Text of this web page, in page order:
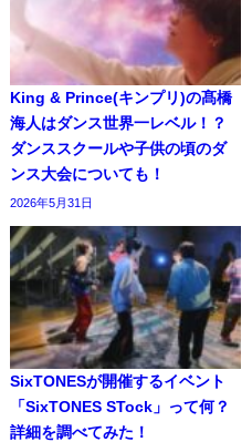
King & Prince(キンプリ)の髙橋
海人はダンス世界一レベル！？
ダンススクールや子供の頃のダ
ンス大会についても！
2026年5月31日
SixTONESが開催するイベント
「SixTONES STock」って何？
詳細を調べてみた！